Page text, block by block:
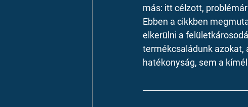
más: itt célzott,
Ebben a cikkben
elkerülni a
termékcsaládunk azokat,
hatékonyság, sem a